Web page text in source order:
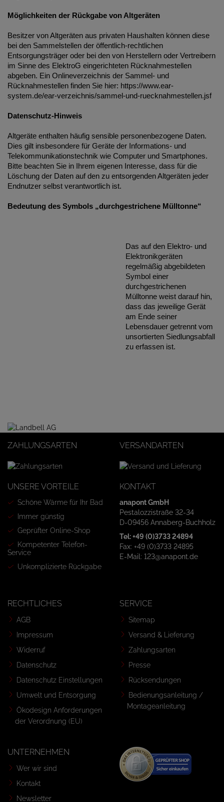
Möglichkeiten der Rückgabe von Altgeräten
Besitzer von Altgeräten aus privaten Haushalten können diese
bei den Sammelstellen der öffentlich-rechtlichen
Entsorgungsträger oder bei den von Herstellern oder Vertreibern
im Sinne des ElektroG eingerichteten Rücknahmestellen
abgeben. Ein Onlineverzeichnis der Sammel- und
Rücknahmestellen finden Sie hier: https://www.ear-
system.de/ear-verzeichnis/sammel-und-ruecknahmestellen.jsf
Datenschutz-Hinweis
Altgeräte enthalten häufig sensible personenbezogene Daten.
Dies gilt insbesondere für Geräte der Informations- und
Telekommunikationstechnik wie Computer und Smartphones.
Bitte beachten Sie in Ihrem eigenen Interesse, dass für die
Löschung der Daten auf den zu entsorgenden Altgeräten jeder
Endnutzer selbst verantwortlich ist.
Bedeutung des Symbols „durchgestrichene Mülltonne“
Das auf den Elektro- und
Elektronikgeräten
regelmäßig abgebildeten
Symbol einer
durchgestrichenen
Mülltonne weist darauf hin,
dass das jeweilige Gerät
am Ende seiner
Lebensdauer getrennt vom
unsortierten Siedlungsabfall
zu erfassen ist.
ZAHLUNGSARTEN VERSANDARTEN
UNSERE VORTEILE
Schöne Wärme für Ihr Bad
Immer günstig
Geprüfter Online-Shop
Kompetenter Telefon-
Service
Unkomplizierte Rückgabe
KONTAKT
anapont GmbH
Pestalozzistraße 32-34
D-09456 Annaberg-Buchholz
Tel: +49 (0)3733 24894
Fax: +49 (0)3733 24895
E-Mail: 123@anapont.de
RECHTLICHES
AGB
Impressum
Widerruf
Datenschutz
Datenschutz Einstellungen
Umwelt und Entsorgung
Ökodesign Anforderungen
der Verordnung (EU)
SERVICE
Sitemap
Versand & Lieferung
Zahlungsarten
Presse
Rücksendungen
Bedienungsanleitung /
Montageanleitung
UNTERNEHMEN
Wer wir sind
Kontakt
Newsletter